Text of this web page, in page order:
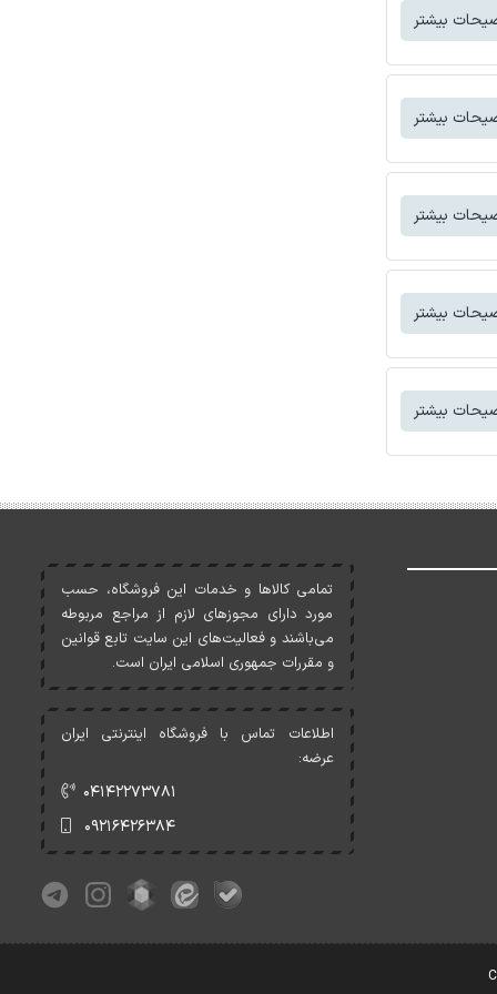
بیشتر
بیشتر
بیشتر
بیشتر
بیشتر
تمامی کالاها و خدمات اين فروشگاه، حسب
مورد دارای مجوزهای لازم از مراجع مربوطه
می‌باشند و فعاليت‌های اين سايت تابع قوانين
و مقررات جمهوری اسلامی ايران است.
اطلاعات تماس با فروشگاه اینترنتی ایران
عرضه:
۰۴۱۴۲۲۷۳۷۸۱
۰۹۲۱۶۴۲۶۳۸۴